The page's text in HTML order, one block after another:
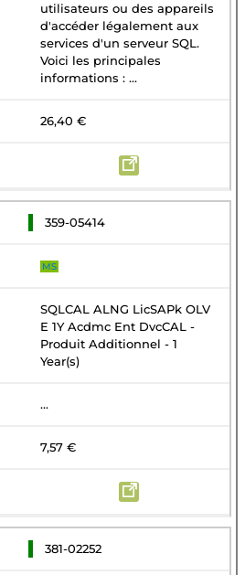
utilisateurs ou des appareils
d'accéder légalement aux
services d'un serveur SQL.
Voici les principales
informations : ...
26,40 €
359-05414
MS
SQLCAL ALNG LicSAPk OLV
E 1Y Acdmc Ent DvcCAL -
Produit Additionnel - 1
Year(s)
...
7,57 €
381-02252